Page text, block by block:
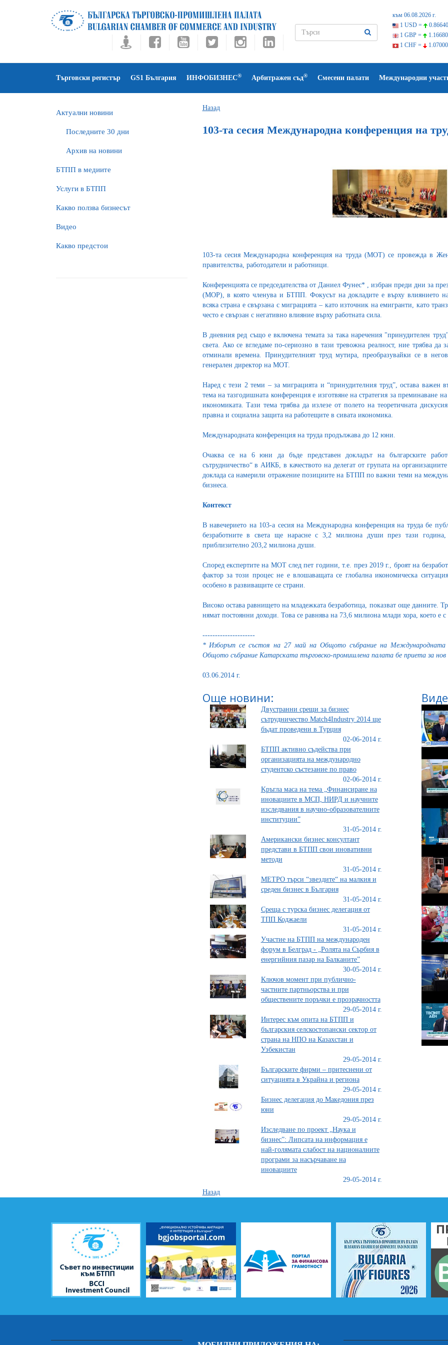
към 06.08.2026 г.
1 USD =
1 GBP =
1 CHF =
Търговски регистър GS1 България ИНФОБИЗНЕС® Арбитражен съд® Смесени палати Международни
Актуални новини
Последните 30 дни
Архив на новини
БTПП в медиите
Услуги в БТПП
Какво ползва бизнесът
Видео
Какво предстои
Назад
103-та сесия Международна конференция на
103-та сесия Международна конференция на труда (МОТ) се провежда в
правителства, работодатели и работници.
Конференцията се председателства от Даниел Фунес* , избран преди дни за
(МОР), в която членува и БТПП. Фокусът на докладите е върху влиянието
всяка страна е свързана с миграцията – като източник на емигранти, като
често е свързан с негативно влияние върху работната сила.
В дневния ред също е включена темата за така наречения "принудителен
света. Ако се вгледаме по-сериозно в тази тревожна реалност, ние трябва да
отминали времена. Принудителният труд мутира, преобразувайки се в
генерален директор на МОТ.
Наред с тези 2 теми – за миграцията и “принудителния труд”, остава важен
тема на тазгодишната конференция е изготвяне на стратегия за преминаване
икономиката. Тази тема трябва да излезе от полето на теоретичната
правна и социална защита на работещите в сивата икономика.
Международната конференция на труда продължава до 12 юни.
Очаква се на 6 юни да бъде представен докладът на българските
сътрудничество“ в АИКБ, в качеството на делегат от групата на
доклада са намерили отражение позициите на БТПП по важни теми на
бизнеса.
Контекст
В навечерието на 103-а сесия на Международна конференция на труда бе
безработните в света ще нарасне с 3,2 милиона души през тази
приблизително 203,2 милиона души.
Според експертите на МОТ след пет години, т.е. през 2019 г., броят на
фактор за този процес не е влошаващата се глобална икономическа
особено в развиващите се страни.
Високо остава равнището на младежката безработица, показват още данните.
нямат постоянни доходи. Това се равнява на 73,6 милиона млади хора, което е
---------------------
* Изборът се състоя на 27 май на Общото събрание на
Общото събрание Катарската търговско-промишлена палата бе приета за нов
03.06.2014 г.
Още новини:
Двустранни срещи за бизнес
сътрудничество Match4Industry 2014 ще
бъдат проведени в Турция
02-06-2014 г.
БТПП активно съдейства при
организацията на международно
студентско състезание по право
02-06-2014 г.
Kръгла маса на тема „Финансиране на
иновациите в МСП, НИРД и научните
изследвания в научно-образователните
институции”
31-05-2014 г.
Американски бизнес консултант
представи в БТПП свои иновативни
методи
31-05-2014 г.
МЕТРО търси “звездите“ на малкия и
среден бизнес в България
31-05-2014 г.
Среща с турска бизнес делегация от
ТПП Коджаели
31-05-2014 г.
Участие на БТПП на международен
форум в Белград - „Ролята на Сърбия в
енергийния пазар на Балканите”
30-05-2014 г.
Ключов момент при публично-
частните партньорства и при
обществените поръчки е прозрачността
29-05-2014 г.
Интерес към опита на БТПП и
българския селскостопански сектор от
страна на НПО на Казахстан и
Узбекистан
29-05-2014 г.
Българските фирми – притеснени от
ситуацията в Украйна и региона
29-05-2014 г.
Бизнес делегация до Македония през
юни
29-05-2014 г.
Изследване по проект „Наука и
бизнес”: Липсата на информация е
най-голямата слабост на националните
програми за насърчаване на
иновациите
29-05-2014 г.
Назад